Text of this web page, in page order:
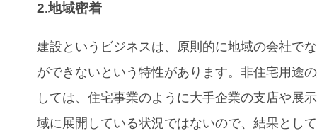
2.地域密着
建設というビジネスは、原則的に地域の会社で
ができないという特性があります。非住宅用途
しては、住宅事業のように大手企業の支店や展
域に展開している状況ではないので、結果とし